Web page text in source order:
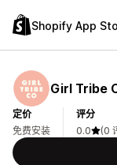
Shopify App
Girl Tribe
定价
免费安装
评分
0.0
(0